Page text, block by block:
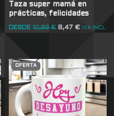
Taza super mamá en
prácticas, felicidades
DESDE 10,89€ 8,47€ IVA INCL
OFERTA